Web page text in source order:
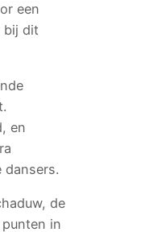
een
bij dit
en
dansers.
de
in